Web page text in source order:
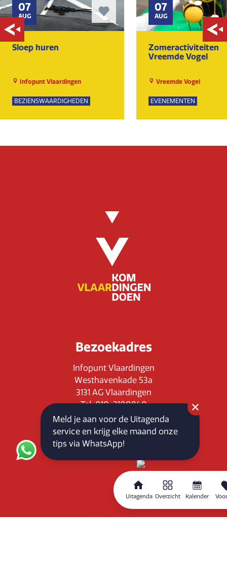
Uitagenda Overzicht Kalender
07
AUG
Sloep huren
Infopunt Vlaardingen
BEZIENSWAARDIGHEDEN
07
AUG
Zomeractiviteiten
Vreemde Vogel
Vreemde Vogel
EVENEMENTEN
Bezoekadres
Infopunt Vlaardingen
Westhavenkade 53a
3131 AG Vlaardingen
Tel: 010-3100840
E-mail: info@vlaardingenpartners.nl
KvK: 71555544
BTW : NL858760939B01
Routeplanner
Meld je aan voor de Uitagenda
service en krijg elke maand onze
tips via WhatsApp!